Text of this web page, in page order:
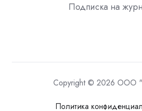
Подписка на
Copyright © 2026 ООО
Политика